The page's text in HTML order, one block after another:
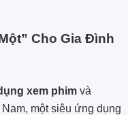
Cho Gia Đình
xem phim và
một siêu ứng dụng